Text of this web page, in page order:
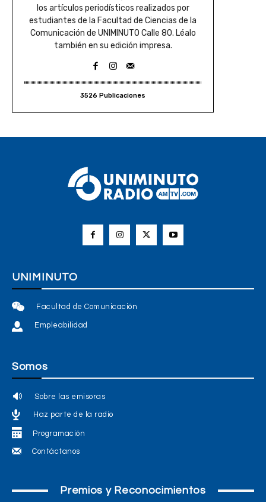
los artículos periodísticos realizados por
estudiantes de la Facultad de Ciencias de la
Comunicación de UNIMINUTO Calle 80. Léalo
también en su edición impresa.
3526 Publicaciones
UNIMINUTO
Facultad de Comunicación
Empleabilidad
Somos
Sobre las emisoras
Haz parte de la radio
Programación
Contáctanos
Premios y Reconocimientos